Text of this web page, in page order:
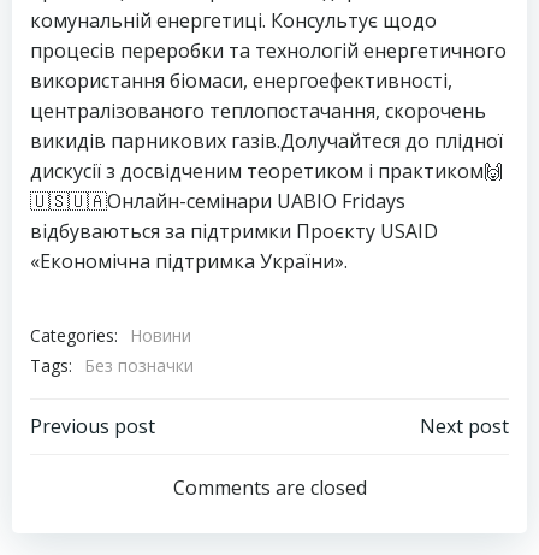
комунальній енергетиці. Консультує щодо
процесів переробки та технологій енергетичного
використання біомаси, енергоефективності,
централізованого теплопостачання, скорочень
викидів парникових газів.Долучайтеся до плідної
дискусії з досвідченим теоретиком і практиком🙌
🇺🇸🇺🇦Онлайн-семінари UABIO Fridays
відбуваються за підтримки Проєкту USAID
«Економічна підтримка України».
Categories:
Новини
Tags:
Без позначки
Навігація
запису
Previous post
Навігація
запису
Next post
Comments are closed